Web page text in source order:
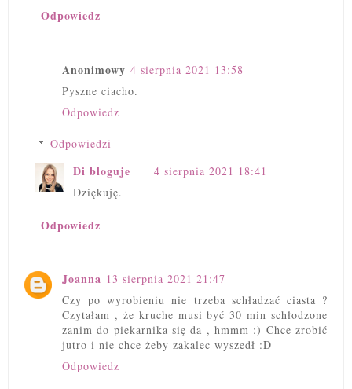
Odpowiedz
Anonimowy 4 sierpnia 2021 13:58
Pyszne ciacho.
Odpowiedz
Odpowiedzi
Di bloguje
4 sierpnia 2021 18:41
Dziękuję.
Odpowiedz
Joanna 13 sierpnia 2021 21:47
Czy po wyrobieniu nie trzeba schładzać ciasta ?
Czytałam , że kruche musi być 30 min schłodzone
zanim do piekarnika się da , hmmm :) Chce zrobić
jutro i nie chce żeby zakalec wyszedł :D
Odpowiedz